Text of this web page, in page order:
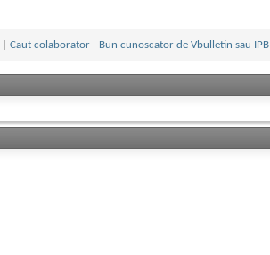
Caut colaborator - Bun cunoscator de Vbulletin sau IPB